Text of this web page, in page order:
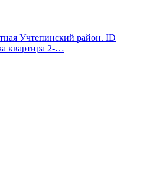
Учтепинский район. ID
квартира 2-…